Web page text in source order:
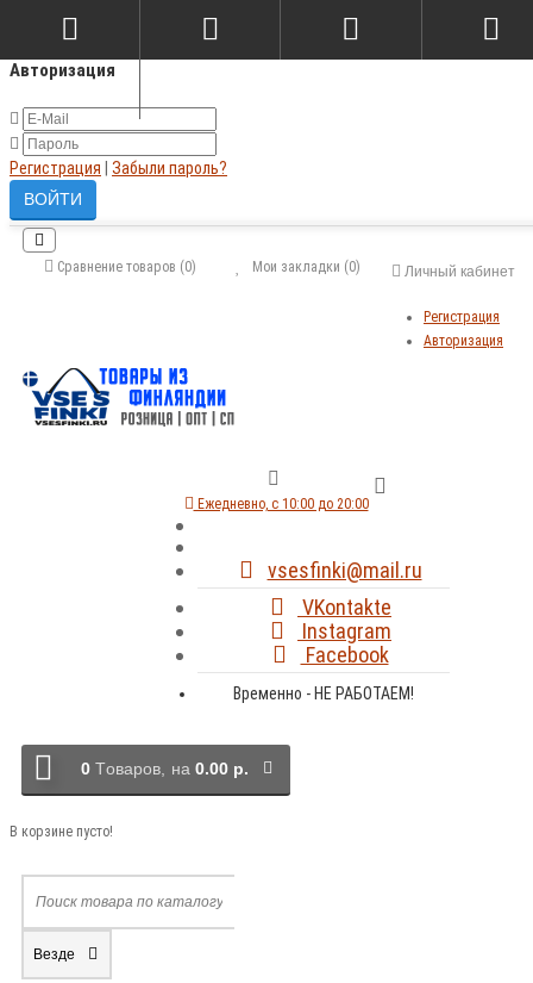
Авторизация
Регистрация Забыли пароль?
Личный кабинет
Регистрация
Авторизация
Мои закладки (0)
Сравнение товаров (0)
Ежедневно, с 10:00 до 20:00
vsesfinki@mail.ru
VKontakte
Instagram
Facebook
Временно - НЕ РАБОТАЕМ!
0 Tоваров, на 0.00 р.
В корзине пусто!
Везде